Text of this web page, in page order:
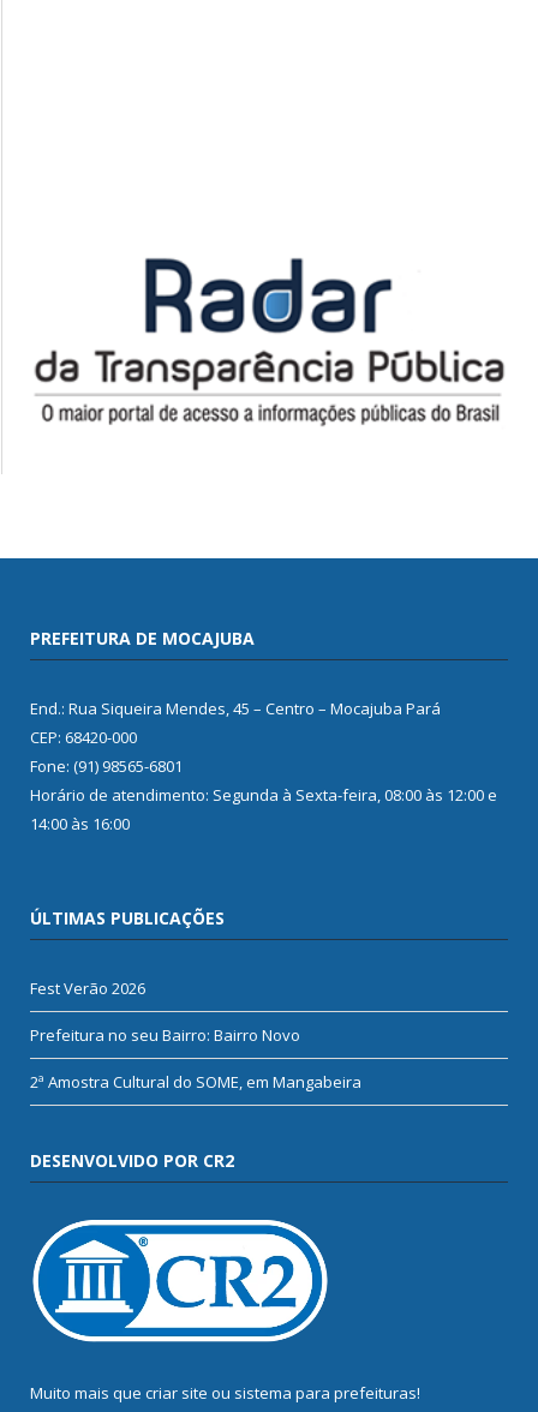
PREFEITURA DE MOCAJUBA
End.: Rua Siqueira Mendes, 45 – Centro – Mocajuba Pará
CEP: 68420-000
Fone: (91) 98565-6801
Horário de atendimento: Segunda à Sexta-feira, 08:00 às 12:00 e
14:00 às 16:00
ÚLTIMAS PUBLICAÇÕES
Fest Verão 2026
Prefeitura no seu Bairro: Bairro Novo
2ª Amostra Cultural do SOME, em Mangabeira
DESENVOLVIDO POR CR2
Muito mais que criar site ou sistema para prefeituras!